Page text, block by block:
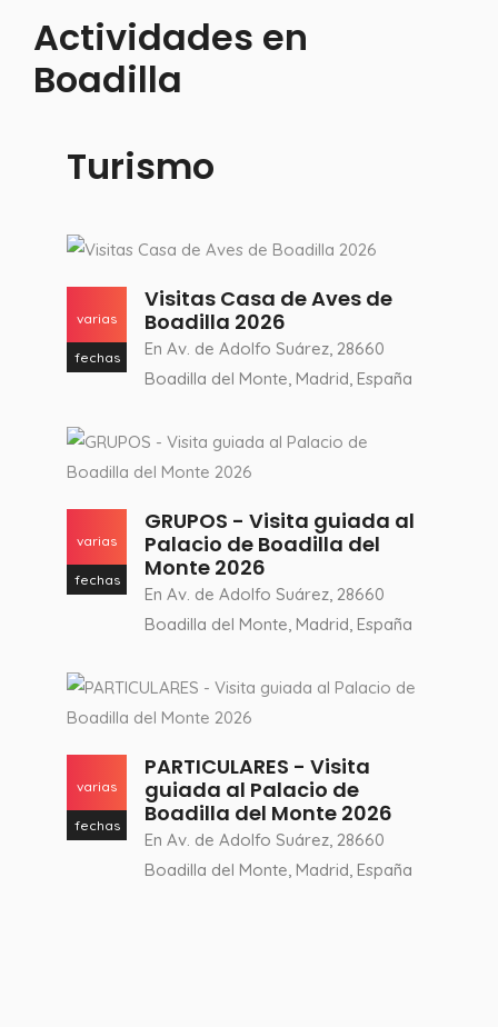
Actividades en
Boadilla
Turismo
varias
fechas
Visitas Casa de Aves de
Boadilla 2026
En Av. de Adolfo Suárez, 28660
Boadilla del Monte, Madrid, España
varias
fechas
GRUPOS - Visita guiada al
Palacio de Boadilla del
Monte 2026
En Av. de Adolfo Suárez, 28660
Boadilla del Monte, Madrid, España
varias
fechas
PARTICULARES - Visita
guiada al Palacio de
Boadilla del Monte 2026
En Av. de Adolfo Suárez, 28660
Boadilla del Monte, Madrid, España